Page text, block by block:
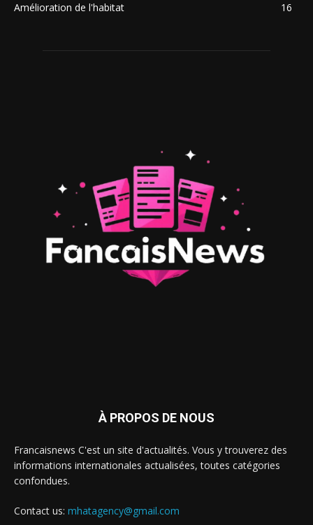
Amélioration de l'habitat
16
À PROPOS DE NOUS
Francaisnews C'est un site d'actualités. Vous y trouverez des
informations internationales actualisées, toutes catégories
confondues.
Contact us: mhatagency@gmail.com